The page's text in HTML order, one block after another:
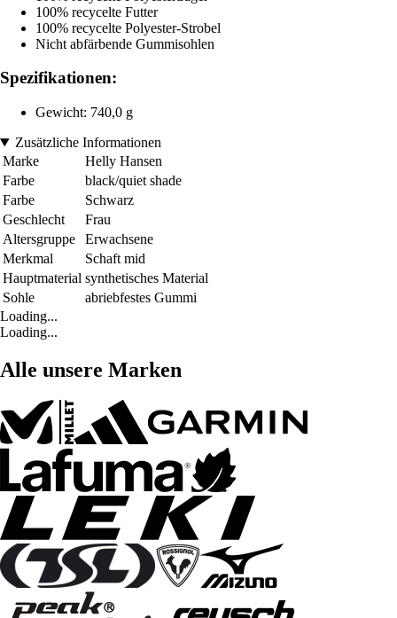
100% recycelte Futter
100% recycelte Polyester-Strobel
Nicht abfärbende Gummisohlen
Spezifikationen:
Gewicht: 740,0 g
Zusätzliche Informationen
Marke
Helly Hansen
Farbe
black/quiet shade
Farbe
Schwarz
Geschlecht
Frau
Altersgruppe
Erwachsene
Merkmal
Schaft mid
Hauptmaterial synthetisches Material
Sohle
abriebfestes Gummi
Loading...
Loading...
Alle unsere Marken